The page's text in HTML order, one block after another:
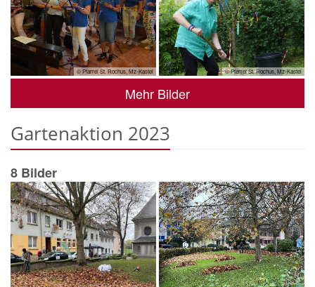
© Pfarrei St. Rochus, Mz-Kastel © Pfarrei St. Rochus, Mz-Kastel
Mehr Bilder
Gartenaktion 2023
8 Bilder